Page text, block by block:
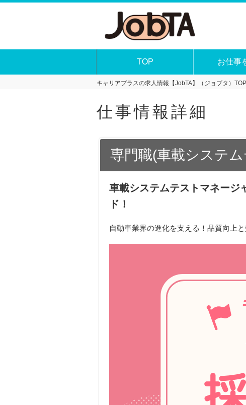
TOP お仕事
キャリアプラスの求人情報【JobTA】（ジョブタ）TOP
仕事情報詳細
専門職(車載システ
車載システムテストマネー
ド！
自動車業界の進化を支える！品質向上